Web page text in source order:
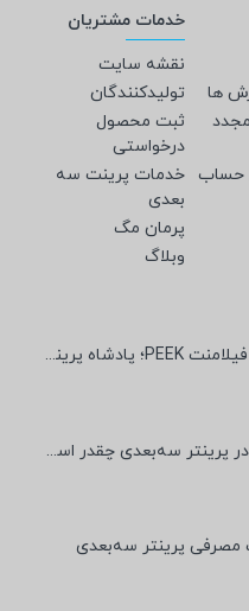
ها
مجدد
حساب
خدمات مشتریان
نقشه سایت
تولیدکنندگان
ثبت محصول
درخواستی
خدمات پرینت سه
بعدی
پرمان مگ
وبلاگ
راهنمای تخصصی خرید فیلامنت PEEK؛ پادشاه پرینت سه‌بعدی صنعتی و پزشکی + مشخصات فنی
عمر مفید هیتر اکسترودر پرینتر سه‌بعدی چقدر است؟
مصرفی پرینتر سه‌بعدی